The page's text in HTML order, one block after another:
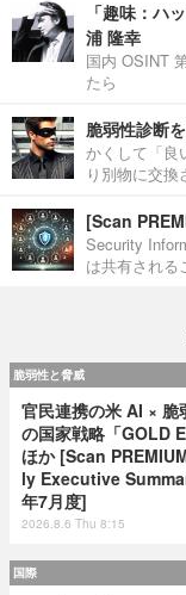
「趣味：ハ
浦 隆幸
国内 OSINT
たら
脆弱性診断
かくして「良
り別物に交換
[Scan
Security
は共有される
脆弱性と脅威
官民連携の米 AI × 脆
の国家戦略「GOLD
ほか [Scan
ly Executive
年7月度]
2026.8.6 Thu 8:15
国際